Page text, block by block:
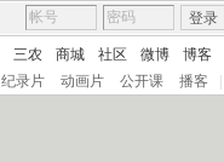
登录
三农 商城 社区 微博 博客
纪录片 动画片 公开课 播客